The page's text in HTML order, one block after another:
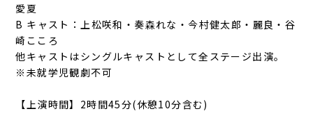
愛夏
B キャスト：上松咲和・奏森れな・今村健太郎・麗良・谷
崎こころ
他キャストはシングルキャストとして全ステージ出演。
※未就学児観劇不可
【上演時間】2時間45分(休憩10分含む)